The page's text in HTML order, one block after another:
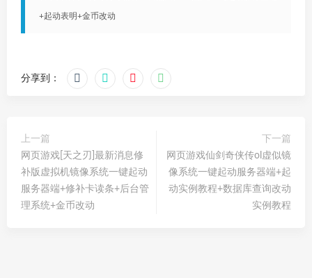
+起动表明+金币改动
分享到：
上一篇
网页游戏[天之刃]最新消息修
补版虚拟机镜像系统一键起动
服务器端+修补卡读条+后台管
理系统+金币改动
下一篇
网页游戏仙剑奇侠传ol虚似镜
像系统一键起动服务器端+起
动实例教程+数据库查询改动
实例教程